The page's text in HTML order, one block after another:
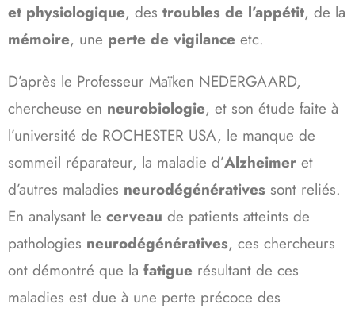
et physiologique, des troubles de l’appétit, de la
mémoire, une perte de vigilance etc.
D’après le Professeur Maïken NEDERGAARD,
chercheuse en neurobiologie, et son étude faite à
l’université de ROCHESTER USA, le manque de
sommeil réparateur, la maladie d’Alzheimer et
d’autres maladies neurodégénératives sont reliés.
En analysant le cerveau de patients atteints de
pathologies neurodégénératives, ces chercheurs
ont démontré que la fatigue résultant de ces
maladies est due à une perte précoce des